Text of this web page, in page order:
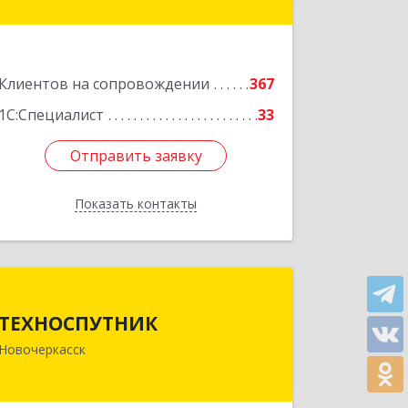
Клиентов на сопровождении
367
1С:Специалист
33
Отправить заявку
Показать контакты
Подробнее
Отправить заявку
Назад
ТЕХНОСПУТНИК
Новочеркасск
г, Фрунзе ул, дом № 69А/1А, этаж 1